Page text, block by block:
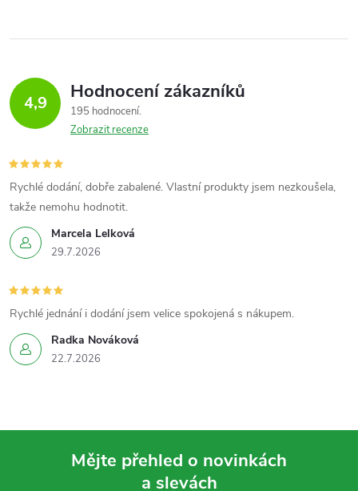
4,9 Hodnocení zákazníků
195 hodnocení
Zobrazit recenze
Marcela Lelková
29.7.2026
Rychlé dodání, dobře zabalené. Vlastní produkty jsem nezkoušela,
takže nemohu hodnotit.
Radka Nováková
22.7.2026
Rychlé jednání i dodání jsem velice spokojená s nákupem.
Mějte přehled o novinkách
a slevách